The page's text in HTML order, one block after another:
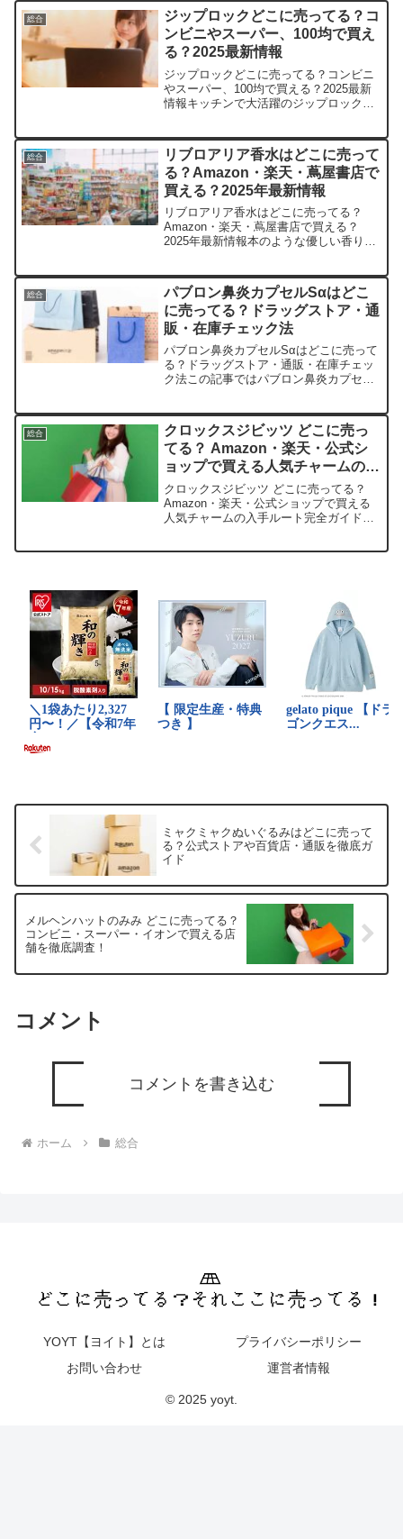
ている取扱店や、平均的な値段、安く買
える場所などを手短に紹介...
総合
ジップロックどこに売ってる？コ
ンビニやスーパー、100均で買え
る？2025最新情報
ジップロックどこに売ってる？コンビニ
やスーパー、100均で買える？2025最新
情報キッチンで大活躍のジップロック、
ジップロックの販売店や平均価格、安く
手に入る場所をサク...
総合
リブロアリア香水はどこに売って
る？Amazon・楽天・蔦屋書店で
買える？2025年最新情報
リブロアリア香水はどこに売ってる？
Amazon・楽天・蔦屋書店で買える？
2025年最新情報本のような優しい香り
は、そんな香水の取扱店や平均価格、安
く手に入るコツをサクッ...
総合
パブロン鼻炎カプセルSαはどこ
に売ってる？ドラッグストア・通
販・在庫チェック法
パブロン鼻炎カプセルSαはどこに売って
る？ドラッグストア・通販・在庫チェッ
ク法この記事ではパブロン鼻炎カプセル
ます。販売店価格（税込）特徴楽天市場
約1,100円〜1,4...
総合
クロックスジビッツ どこに売っ
てる？ Amazon・楽天・公式シ
ョップで買える人気チャームの入
手ルート完全ガイド
クロックスジビッツ どこに売ってる？
Amazon・楽天・公式ショップで買える
人気チャームの入手ルート完全ガイドク
ミャクミャクぬいぐるみはどこに売って
る？公式ストアや百貨店・通販を徹底ガ
イド
メルヘンハットのみみ どこに売ってる？
コンビニ・スーパー・イオンで買える店
舗を徹底調査！
コメント
コメントを書き込む
ホーム 総合
YOYT【ヨイト】とは
プライバシーポリシー
お問い合わせ
運営者情報
© 2025 yoyt.